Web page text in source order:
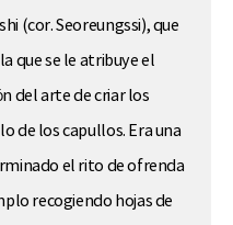
(cor. Seoreungssi), que
que se le atribuye el
del arte de criar los
de los capullos. Era una
el rito de ofrenda
recogiendo hojas de